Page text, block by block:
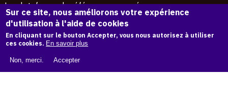
La plateforme de référence pour créer,
conserver et promouvoir l'Histoire de l'Art.
Des catalogues raisonnés aux archives
d'expositions.
43 254 œuvres d'art — 7 586 expositions
Copyright © OAM 2026. Tous droits réservés.
Sur ce site, nous améliorons votre expérience
d'utilisation à l'aide de cookies
En cliquant sur le bouton Accepter, vous nous autorisez à utiliser
ces cookies. En savoir plus
Non, merci. Accepter